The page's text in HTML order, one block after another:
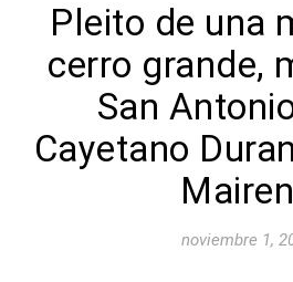
Pleito de una
cerro grande,
San
Cayetano
noviembre 1,